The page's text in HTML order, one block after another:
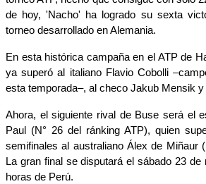
de hoy, 'Nacho' ha logrado su sexta
torneo desarrollado en Alemania.
En esta histórica campaña en el ATP de
ya superó al italiano Flavio Cobolli
esta temporada–, al checo Jakub Mensik
Ahora, el siguiente rival de Buse será el
Paul (N° 26 del ránking ATP), quien
semifinales al australiano Álex de Miñaur
La gran final se disputará el sábado 23
horas de Perú.